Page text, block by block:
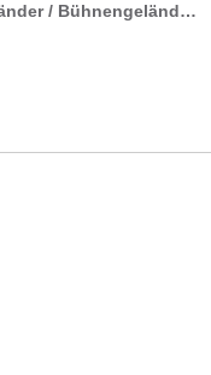
Stabsicherheitsgeländer / Bühnengeländer für Nivtec höhe 110cm breite 85cm